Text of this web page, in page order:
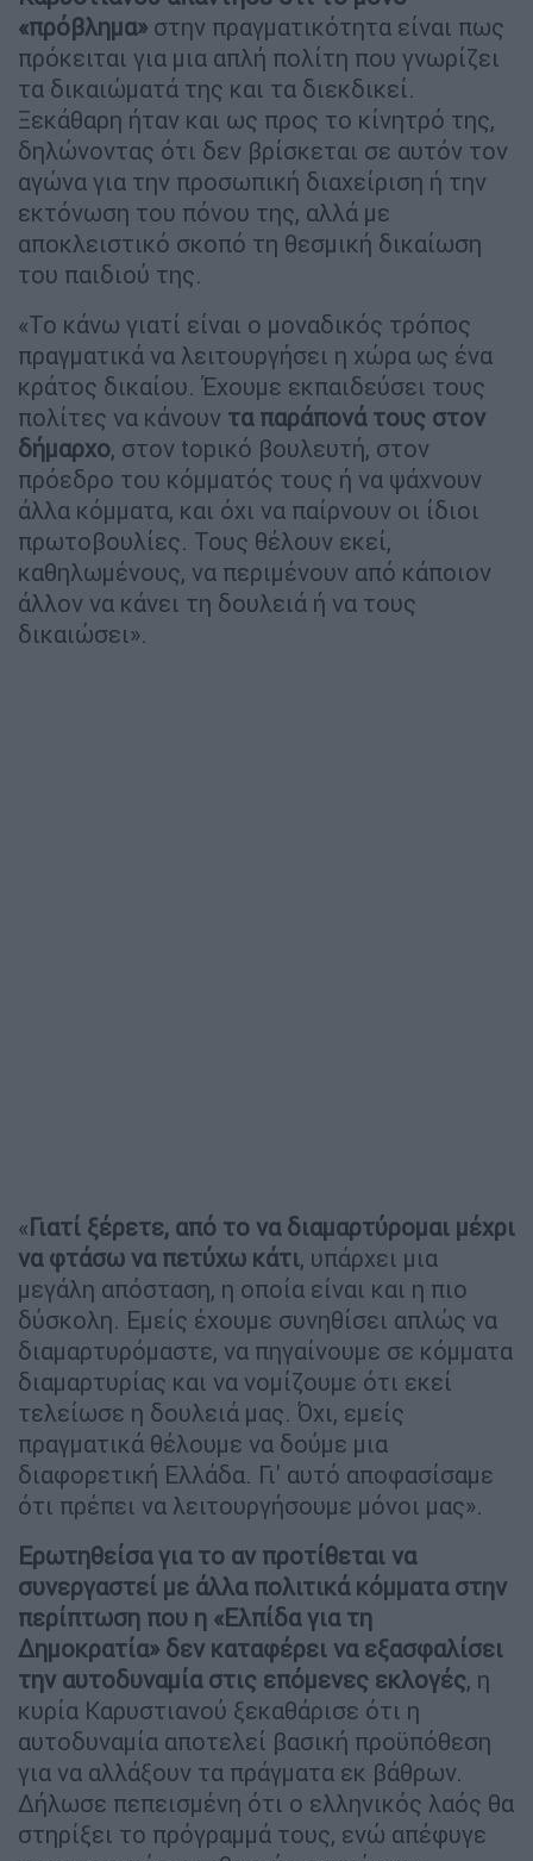
«πρόβλημα» στην πραγματικότητα είναι πως
πρόκειται για μια απλή πολίτη που γνωρίζει
τα δικαιώματά της και τα διεκδικεί.
Ξεκάθαρη ήταν και ως προς το κίνητρό της,
δηλώνοντας ότι δεν βρίσκεται σε αυτόν τον
αγώνα για την προσωπική διαχείριση ή την
εκτόνωση του πόνου της, αλλά με
αποκλειστικό σκοπό τη θεσμική δικαίωση
του παιδιού της.
«Το κάνω γιατί είναι ο μοναδικός τρόπος
πραγματικά να λειτουργήσει η χώρα ως ένα
κράτος δικαίου. Έχουμε εκπαιδεύσει τους
πολίτες να κάνουν τα παράπονά τους στον
δήμαρχο, στον topικό βουλευτή, στον
πρόεδρο του κόμματός τους ή να ψάχνουν
άλλα κόμματα, και όχι να παίρνουν οι ίδιοι
πρωτοβουλίες. Τους θέλουν εκεί,
καθηλωμένους, να περιμένουν από κάποιον
άλλον να κάνει τη δουλειά ή να τους
δικαιώσει».
«Γιατί ξέρετε, από το να διαμαρτύρομαι μέχρι
να φτάσω να πετύχω κάτι, υπάρχει μια
μεγάλη απόσταση, η οποία είναι και η πιο
δύσκολη. Εμείς έχουμε συνηθίσει απλώς να
διαμαρτυρόμαστε, να πηγαίνουμε σε κόμματα
διαμαρτυρίας και να νομίζουμε ότι εκεί
τελείωσε η δουλειά μας. Όχι, εμείς
πραγματικά θέλουμε να δούμε μια
διαφορετική Ελλάδα. Γι' αυτό αποφασίσαμε
ότι πρέπει να λειτουργήσουμε μόνοι μας».
Ερωτηθείσα για το αν προτίθεται να
συνεργαστεί με άλλα πολιτικά κόμματα στην
περίπτωση που η «Ελπίδα για τη
Δημοκρατία» δεν καταφέρει να εξασφαλίσει
την αυτοδυναμία στις επόμενες εκλογές, η
κυρία Καρυστιανού ξεκαθάρισε ότι η
αυτοδυναμία αποτελεί βασική προϋπόθεση
για να αλλάξουν τα πράγματα εκ βάθρων.
Δήλωσε πεπεισμένη ότι ο ελληνικός λαός θα
στηρίξει το πρόγραμμά τους, ενώ απέφυγε